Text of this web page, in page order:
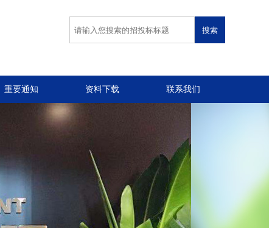
重要通知 资料下载 联系我们